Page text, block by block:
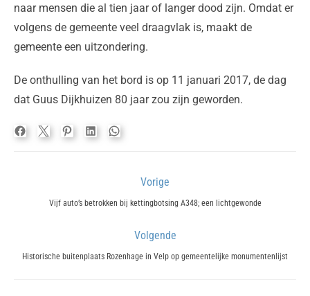
naar mensen die al tien jaar of langer dood zijn. Omdat er
volgens de gemeente veel draagvlak is, maakt de
gemeente een uitzondering.
De onthulling van het bord is op 11 januari 2017, de dag
dat Guus Dijkhuizen 80 jaar zou zijn geworden.
navigatie
Vorige
Previous
Vijf auto’s betrokken bij kettingbotsing A348; een lichtgewonde
Volgende
Next
Historische buitenplaats Rozenhage in Velp op gemeentelijke monumentenlijst